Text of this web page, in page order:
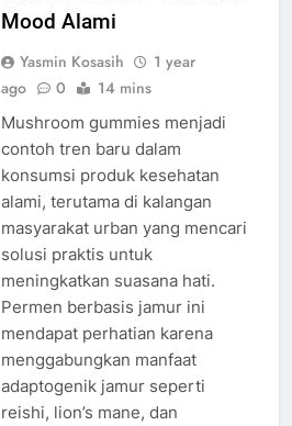
Mood Alami
Yasmin Kosasih
1 year
ago
0 14 mins
Mushroom gummies menjadi
contoh tren baru dalam
konsumsi produk kesehatan
alami, terutama di kalangan
masyarakat urban yang mencari
solusi praktis untuk
meningkatkan suasana hati.
Permen berbasis jamur ini
mendapat perhatian karena
menggabungkan manfaat
adaptogenik jamur seperti
reishi, lion’s mane, dan